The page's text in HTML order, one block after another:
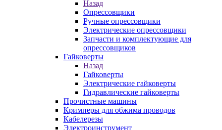
Назад
Опрессовщики
Ручные опрессовщики
Электрические опрессовщики
Запчасти и комплектующие для
опрессовщиков
Гайковерты
Назад
Гайковерты
Электрические гайковерты
Гидравлические гайковерты
Прочистные машины
Кримперы для обжима проводов
Кабелерезы
Электроинструмент